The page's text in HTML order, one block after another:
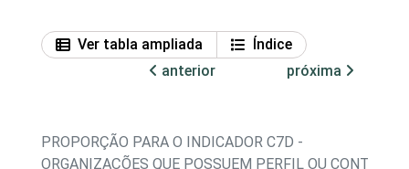
Ver tabla ampliada
Índice
anterior
próxima
PROPORÇÃO PARA O INDICADOR C7D -
ORGANIZAÇÕES QUE POSSUEM PERFIL OU CONTA